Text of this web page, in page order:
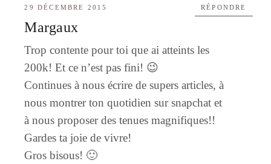
29 DÉCEMBRE 2015
Margaux
Trop contente pour toi que ai atteints les
200k! Et ce n’est pas fini! 😉
Continues à nous écrire de supers articles, à
nous montrer ton quotidien sur snapchat et
à nous proposer des tenues magnifiques!!
Gardes ta joie de vivre!
Gros bisous! 🙂
RÉPONDRE